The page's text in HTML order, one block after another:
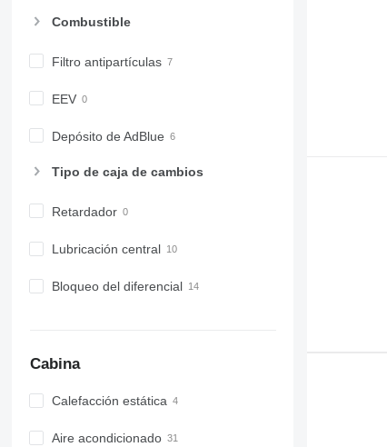
Combustible
Filtro antipartículas
EEV
Depósito de AdBlue
Tipo de caja de cambios
Retardador
Lubricación central
Bloqueo del diferencial
Cabina
Calefacción estática
Aire acondicionado